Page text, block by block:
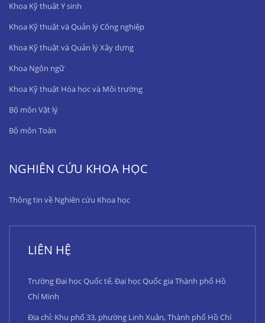
Khoa Kỹ thuật Y sinh
Khoa Kỹ thuật và Quản lý Công nghiệp
Khoa Kỹ thuật và Quản lý Xây dựng
Khoa Ngôn ngữ
Khoa Kỹ thuật Hóa học và Môi trường
Bộ môn Vật lý
Bộ môn Toán
NGHIÊN CỨU KHOA HỌC
Thông tin về Nghiên cứu Khoa học
LIÊN HỆ
Trường Đại học Quốc tế, Đại học Quốc gia Thành phố Hồ
Chí Minh
Địa chỉ: Khu phố 33, phường Linh Xuân, Thành phố Hồ Chí